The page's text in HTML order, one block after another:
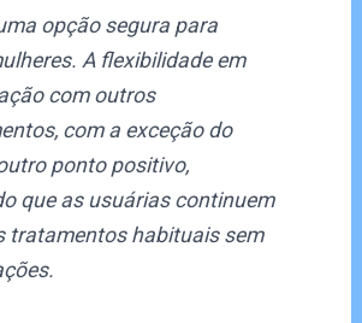
opção segura para
A flexibilidade em
com outros
com a exceção do
ponto positivo,
que as usuárias continuem
tratamentos habituais sem